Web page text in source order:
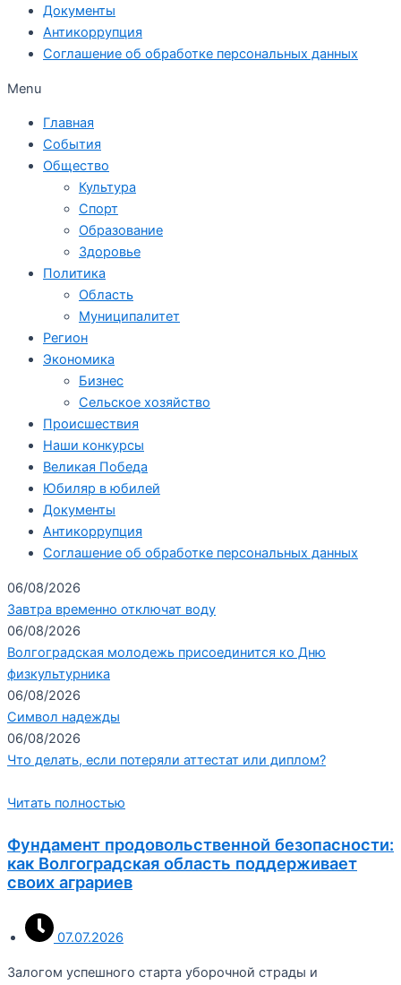
Документы
Антикоррупция
Соглашение об обработке персональных данных
Menu
Главная
События
Общество
Культура
Спорт
Образование
Здоровье
Политика
Область
Муниципалитет
Регион
Экономика
Бизнес
Сельское хозяйство
Происшествия
Наши конкурсы
Великая Победа
Юбиляр в юбилей
Документы
Антикоррупция
Соглашение об обработке персональных данных
06/08/2026
Завтра временно отключат воду
06/08/2026
Волгоградская молодежь присоединится ко Дню
физкультурника
06/08/2026
Символ надежды
06/08/2026
Что делать, если потеряли аттестат или диплом?
Читать полностью
Фундамент продовольственной безопасности:
как Волгоградская область поддерживает
своих аграриев
07.07.2026
Залогом успешного старта уборочной страды и